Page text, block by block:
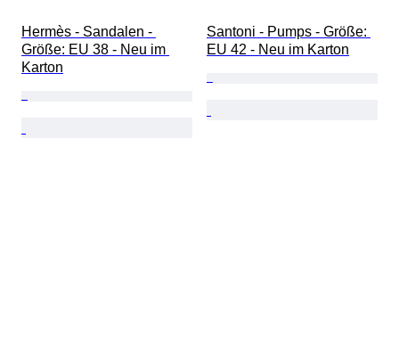
Hermès - Sandalen -
Größe: EU 38 - Neu im
Karton
Santoni - Pumps - Größe:
EU 42 - Neu im Karton